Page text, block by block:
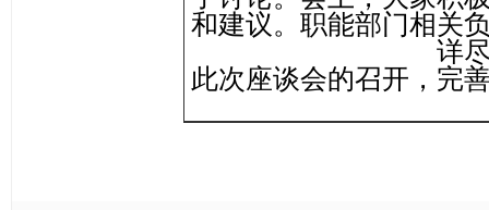
和建议。职能部门相关
详
此次座谈会的召开，完